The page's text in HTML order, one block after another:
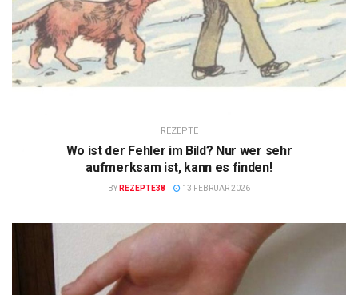
REZEPTE
Wo ist der Fehler im Bild? Nur wer sehr
aufmerksam ist, kann es finden!
BY REZEPTE38 13 FEBRUAR 2026